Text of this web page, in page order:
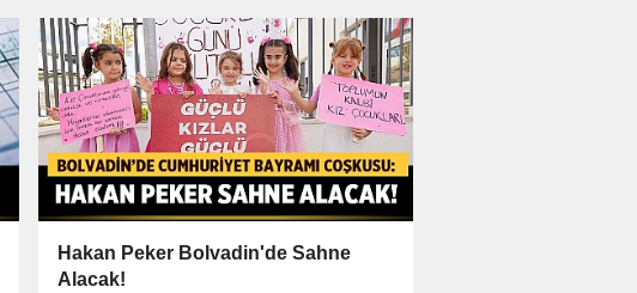
Hakan Peker Bolvadin'de Sahne
Alacak!